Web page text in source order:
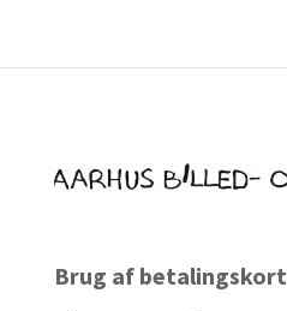
Brug af betalingskort